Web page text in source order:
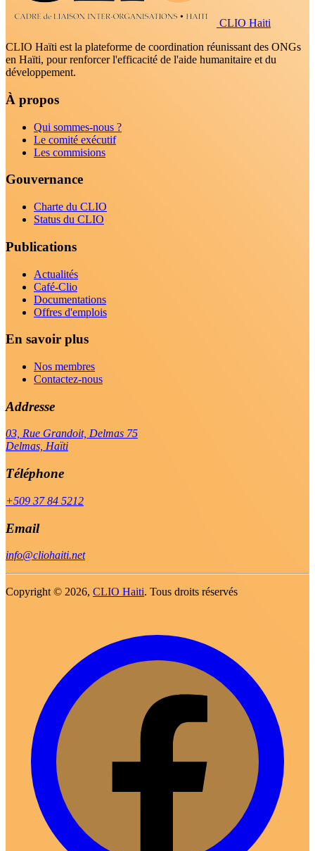
CLIO Haiti
CLIO Haïti est la plateforme de coordination réunissant des ONGs
en Haïti, pour renforcer l'efficacité de l'aide humanitaire et du
développement.
À propos
Qui sommes-nous ?
Le comité exécutif
Les commisions
Gouvernance
Charte du CLIO
Status du CLIO
Publications
Actualités
Café-Clio
Documentations
Offres d'emplois
En savoir plus
Nos membres
Contactez-nous
Addresse
03, Rue Grandoit, Delmas 75
Delmas, Haïti
Téléphone
+509 37 84 5212
Email
info@cliohaiti.net
Copyright © 2026, CLIO Haiti. Tous droits réservés